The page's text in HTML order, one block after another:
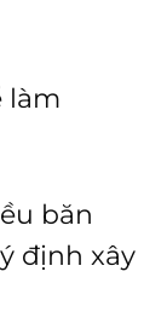
làm
băn
định xây